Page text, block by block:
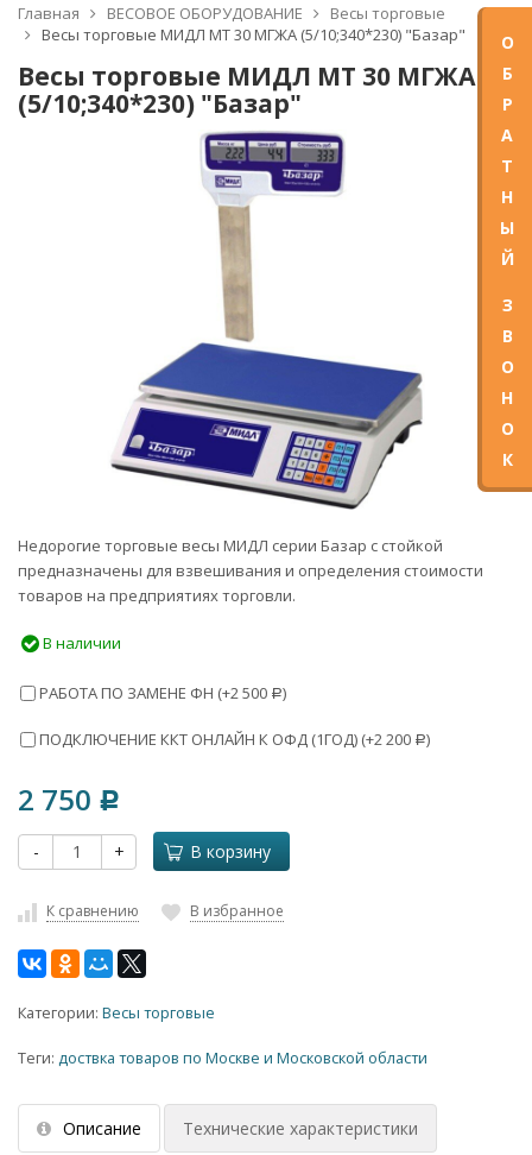
Главная ВЕСОВОЕ ОБОРУДОВАНИЕ
Весы торговые
Весы торговые МИДЛ МТ 30 МГЖА (5/10;340*230) "Базар"
Весы торговые МИДЛ МТ 30 МГЖА
(5/10;340*230) "Базар"
Недорогие торговые весы МИДЛ серии Базар с стойкой
предназначены для взвешивания и определения стоимости
товаров на предприятиях торговли.
В наличии
РАБОТА ПО ЗАМЕНЕ ФН (+2 500 Р)
ПОДКЛЮЧЕНИЕ ККТ ОНЛАЙН К ОФД (1ГОД) (+2 200 Р)
2 750 Р
- + В корзину
К сравнению В избранное
Категории: Весы торговые
Теги: доствка товаров по Москве и Московской области
Описание Технические характеристики
О
Б
Р
А
Т
Н
Ы
Й
З
В
О
Н
О
К